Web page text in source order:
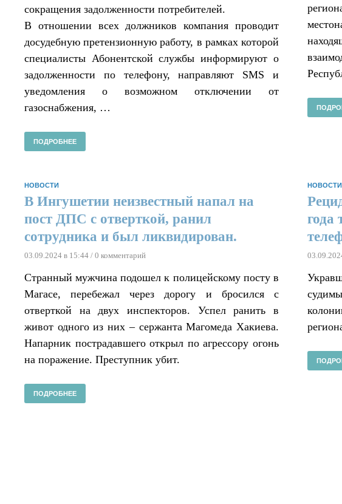
сокращения задолженности потребителей.
В отношении всех должников компания проводит
досудебную претензионную работу, в рамках которой
специалисты Абонентской службы информируют о
задолженности по телефону, направляют SMS и
уведомления о возможном отключении от
газоснабжения, …
ПОДРОБНЕЕ
НОВОСТИ
В Ингушетии неизвестный напал на
пост ДПС с отверткой, ранил
сотрудника и был ликвидирован.
03.09.2024 в 15:44 / 0 комментарий
Странный мужчина подошел к полицейскому посту в
Магасе, перебежал через дорогу и бросился с
отверткой на двух инспекторов. Успел ранить в
живот одного из них – сержанта Магомеда Хакиева.
Напарник пострадавшего открыл по агрессору огонь
на поражение. Преступник убит.
ПОДРОБНЕЕ
НОВОСТИ
года